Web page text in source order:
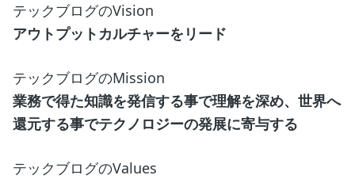
テックブログのVision
アウトプットカルチャーをリード
テックブログのMission
業務で得た知識を発信する事で理解を深め、世界へ
還元する事でテクノロジーの発展に寄与する
テックブログのValues